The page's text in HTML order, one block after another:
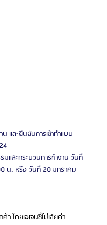
และยืนยันการเข้าทำแบบ
และกระบวนการทำงาน วันที่
น. หรือ วันที่ 20 มกราคม
า โดยเอเจนซี่ไม่เสียค่า